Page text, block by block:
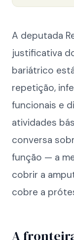
A deputada
justificativa
bariátrico
repetição,
funcionais e
atividades
conversa
função — a
cobrir a
cobre a
A